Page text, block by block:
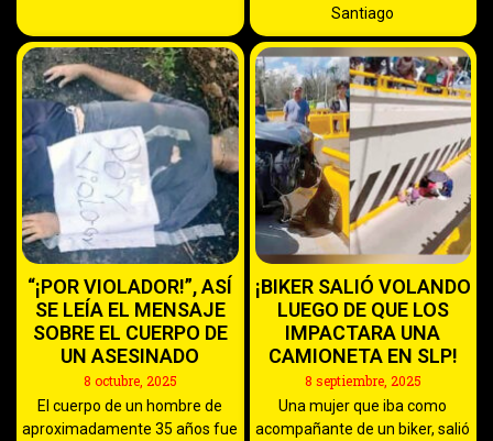
Santiago
“¡POR VIOLADOR!”, ASÍ
SE LEÍA EL MENSAJE
SOBRE EL CUERPO DE
UN ASESINADO
8 octubre, 2025
El cuerpo de un hombre de
aproximadamente 35 años fue
¡BIKER SALIÓ VOLANDO
LUEGO DE QUE LOS
IMPACTARA UNA
CAMIONETA EN SLP!
8 septiembre, 2025
Una mujer que iba como
acompañante de un biker, salió